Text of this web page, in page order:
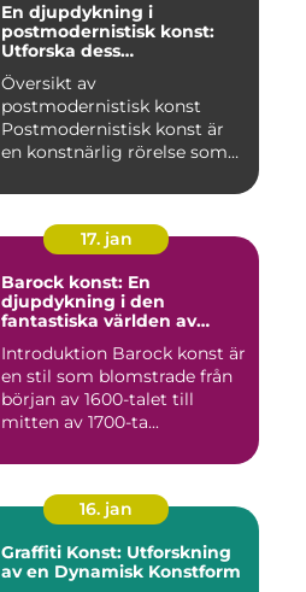
En djupdykning i
postmodernistisk konst:
Utforska dess
mångfasetterade natur
Översikt av
postmodernistisk konst
Postmodernistisk konst är
en konstnärlig rörelse som
17. jan
Barock konst: En
djupdykning i den
fantastiska världen av
Introduktion Barock konst är
en stil som blomstrade från
början av 1600-talet till
mitten av 1700-ta...
16. jan
Graffiti Konst: Utforskning
av en Dynamisk Konstform